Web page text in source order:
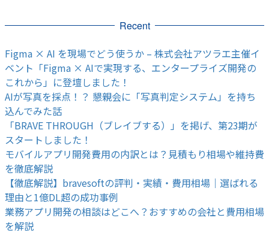
Recent
Figma × AI を現場でどう使うか – 株式会社アツラエ主催イ
ベント「Figma × AIで実現する、エンタープライズ開発の
これから」に登壇しました！
AIが写真を採点！？ 懇親会に「写真判定システム」を持ち
込んでみた話
「BRAVE THROUGH（ブレイブする）」を掲げ、第23期が
スタートしました！
モバイルアプリ開発費用の内訳とは？見積もり相場や維持費
を徹底解説
【徹底解説】bravesoftの評判・実績・費用相場｜選ばれる
理由と1億DL超の成功事例
業務アプリ開発の相談はどこへ？おすすめの会社と費用相場
を解説